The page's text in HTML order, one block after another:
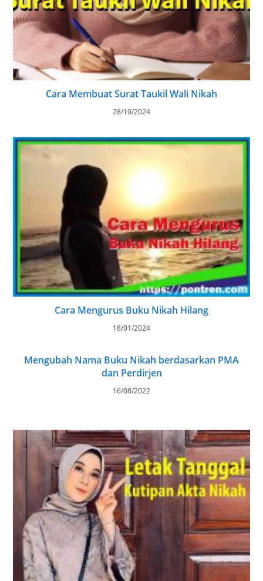
Cara Membuat Surat Taukil Wali Nikah
28/10/2024
Cara Mengurus Buku Nikah Hilang
18/01/2024
Mengubah Nama Buku Nikah berdasarkan PMA
dan Perdirjen
16/08/2022